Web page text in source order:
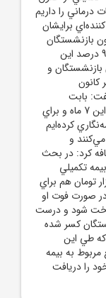
را داريم
برايشان
تا 1000 نفر به کانون بازنشستگان
تامين اجتماعي شهر تهران مراجعه مي‌کنند و 90 درصد اين
و
بابت
بازگشت مبالغ به حساب بازنشستگان که طي اين 7 ماه و براي
کرده‌ايم
و
کرد: در بحث
تکميلي
بيمه عمر هم دارد و ماهانه 46 هزار تومان هم براي
صورت فوت او
پرداخت شود و درست
کسر شده
که طي اين
مربوط به بيمه
را دريافت